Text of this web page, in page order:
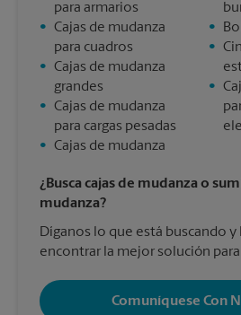
para armarios
• Cajas de mudanza
para cuadros
• Cajas de mudanza
grandes
• Cajas de mudanza
para cargas pesadas
• Cajas de mudanza
•
•
•
¿Busca cajas de mudanza o
mudanza?
Díganos lo que está buscando y
encontrar la mejor solución para
Comuníquese Con